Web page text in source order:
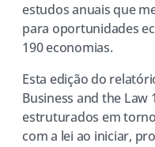
estudos anuais que
para oportunidades
190 economias.
Esta edição do
Business and the Law
estruturados em
com a lei ao iniciar,